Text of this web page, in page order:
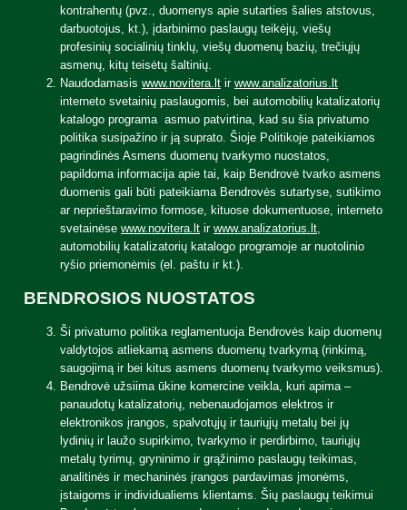
kontrahentų (pvz., duomenys apie sutarties šalies atstovus,
darbuotojus, kt.), įdarbinimo paslaugų teikėjų, viešų
profesinių socialinių tinklų, viešų duomenų bazių, trečiųjų
asmenų, kitų teisėtų šaltinių.
Naudodamasis www.novitera.lt ir www.analizatorius.lt
interneto svetainių paslaugomis, bei automobilių katalizatorių
katalogo programa asmuo patvirtina, kad su šia privatumo
politika susipažino ir ją suprato. Šioje Politikoje pateikiamos
pagrindinės Asmens duomenų tvarkymo nuostatos,
papildoma informacija apie tai, kaip Bendrovė tvarko asmens
duomenis gali būti pateikiama Bendrovės sutartyse, sutikimo
ar neprieštaravimo formose, kituose dokumentuose, interneto
svetainėse www.novitera.lt ir www.analizatorius.lt,
automobilių katalizatorių katalogo programoje ar nuotolinio
ryšio priemonėmis (el. paštu ir kt.).
BENDROSIOS NUOSTATOS
Ši privatumo politika reglamentuoja Bendrovės kaip duomenų
valdytojos atliekamą asmens duomenų tvarkymą (rinkimą,
saugojimą ir bei kitus asmens duomenų tvarkymo veiksmus).
Bendrovė užsiima ūkine komercine veikla, kuri apima –
panaudotų katalizatorių, nebenaudojamos elektros ir
elektronikos įrangos, spalvotųjų ir tauriųjų metalų bei jų
lydinių ir laužo supirkimo, tvarkymo ir perdirbimo, tauriųjų
metalų tyrimų, gryninimo ir grąžinimo paslaugų teikimas,
analitinės ir mechaninės įrangos pardavimas įmonėms,
įstaigoms ir individualiems klientams. Šių paslaugų teikimui